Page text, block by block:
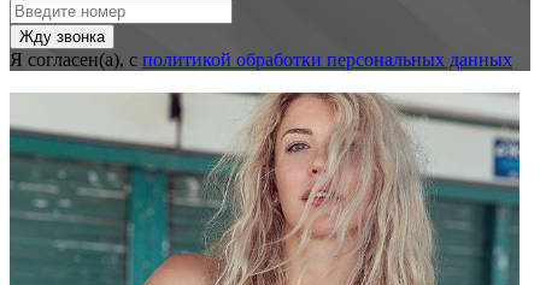
Я согласен(а), с политикой обработки персональных данных